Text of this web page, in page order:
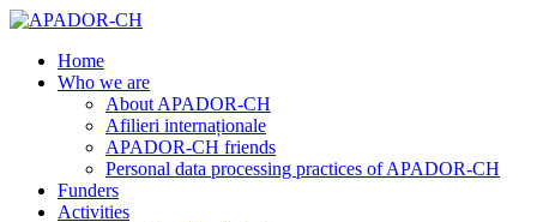
Home
Who we are
About APADOR-CH
Afilieri internaționale
APADOR-CH friends
Personal data processing practices of APADOR-CH
Funders
Activities